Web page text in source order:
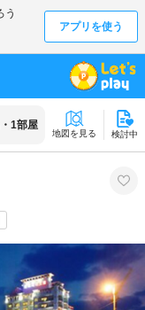
・ 1部屋
地図を見る 検討中